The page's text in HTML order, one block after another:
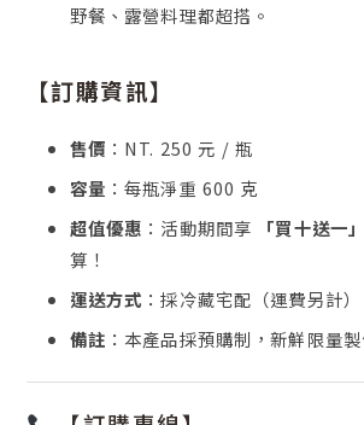
野餐、露營料理都超搭。
【訂購資訊】
售價 ：NT. 250 元 / 瓶
容量 ：每瓶淨重 600 克
超值優惠 ：活動期間享 「買十送一」
算！
運送方式 ：採冷藏宅配（運費另計
備註 ：本產品採預購制，新鮮限量製